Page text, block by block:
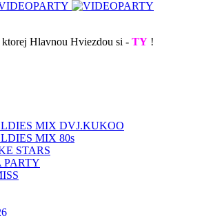
ktorej Hlavnou Hviezdou si - TY !
MIX DVJ.KUKOO
MIX 80s
STARS
PARTY